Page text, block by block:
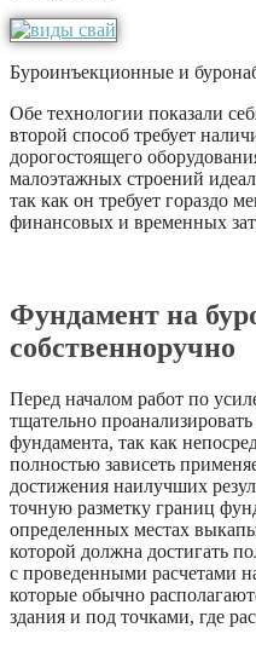
Буроинъекционные и
Обе технологии показали
второй способ требует
дорогостоящего
малоэтажных строений
так как он требует гораздо
финансовых и временных
Фундамент на
собственноручно
Перед началом работ по
тщательно
фундамента, так как
полностью зависеть
достижения наилучших
точную разметку границ
определенных местах
которой должна достигать
с проведенными расчетами
которые обычно
здания и под точками, где